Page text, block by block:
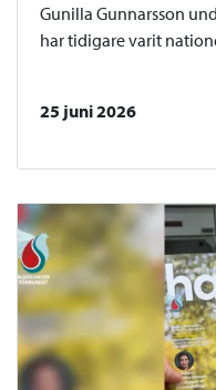
Gunilla Gunnarsson
har tidigare varit
25 juni 2026